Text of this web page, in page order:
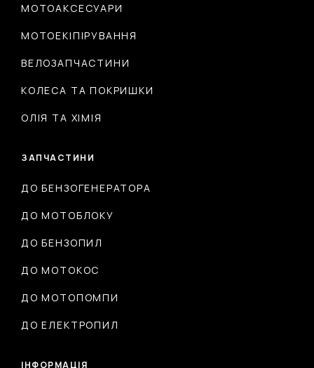
МОТОАКСЕСУАРИ
МОТОЕКІПІРУВАННЯ
ВЕЛОЗАПЧАСТИНИ
КОЛЕСА ТА ПОКРИШКИ
ОЛІЯ ТА ХІМІЯ
ЗАПЧАСТИНИ
ДО БЕНЗОГЕНЕРАТОРА
ДО МОТОБЛОКУ
ДО БЕНЗОПИЛ
ДО МОТОКОС
ДО МОТОПОМПИ
ДО ЕЛЕКТРОПИЛ
ІНФОРМАЦІЯ